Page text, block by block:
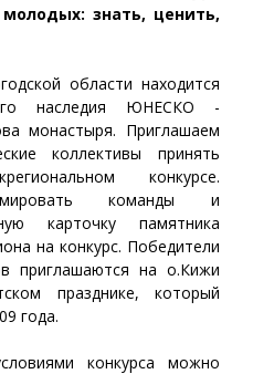
знать, ценить,
области находится
наследия ЮНЕСКО -
монастыря. Приглашаем
коллективы принять
конкурсе.
команды и
карточку памятника
на конкурс. Победители
приглашаются на о.Кижи
празднике, который
года.
конкурса можно